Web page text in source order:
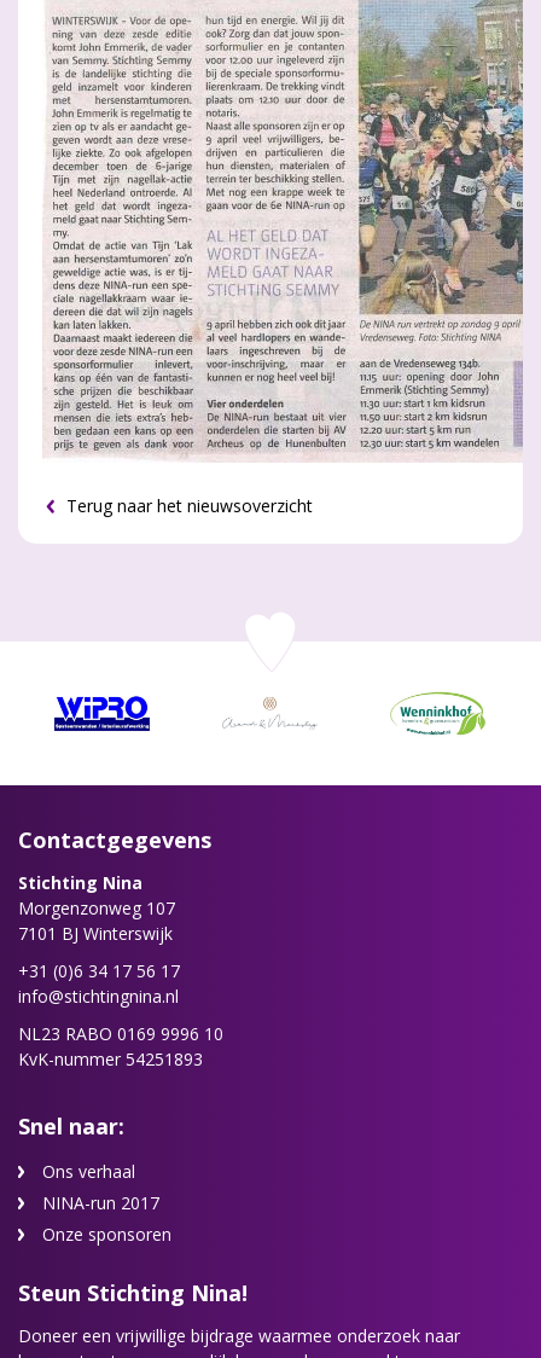
Terug naar het nieuwsoverzicht
Contactgegevens
Stichting Nina
Morgenzonweg 107
7101 BJ Winterswijk
+31 (0)6 34 17 56 17
info@stichtingnina.nl
NL23 RABO 0169 9996 10
KvK-nummer 54251893
Snel naar:
Ons verhaal
NINA-run 2017
Onze sponsoren
Steun Stichting Nina!
Doneer een vrijwillige bijdrage waarmee onderzoek naar